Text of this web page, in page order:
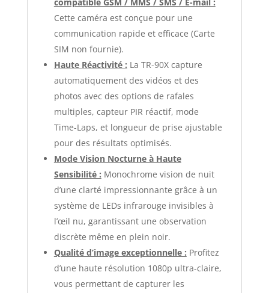
compatible GSM / MMS / SMS / E-mail :
Cette caméra est conçue pour une
communication rapide et efficace (Carte
SIM non fournie).
Haute Réactivité : La TR-90X capture
automatiquement des vidéos et des
photos avec des options de rafales
multiples, capteur PIR réactif, mode
Time-Laps, et longueur de prise ajustable
pour des résultats optimisés.
Mode Vision Nocturne à Haute
Sensibilité : Monochrome vision de nuit
d’une clarté impressionnante grâce à un
système de LEDs infrarouge invisibles à
l’œil nu, garantissant une observation
discrète même en plein noir.
Qualité d’image exceptionnelle : Profitez
d’une haute résolution 1080p ultra-claire,
vous permettant de capturer les